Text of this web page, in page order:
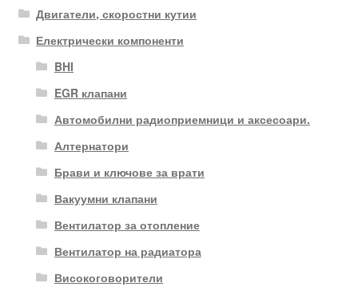
Двигатели, скоростни кутии
Електрически компоненти
BHI
EGR клапани
Автомобилни радиоприемници и аксесоари.
Алтернатори
Брави и ключове за врати
Вакуумни клапани
Вентилатор за отопление
Вентилатор на радиатора
Високоговорители